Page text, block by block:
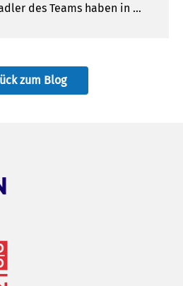
des Teams haben in …
zum Blog